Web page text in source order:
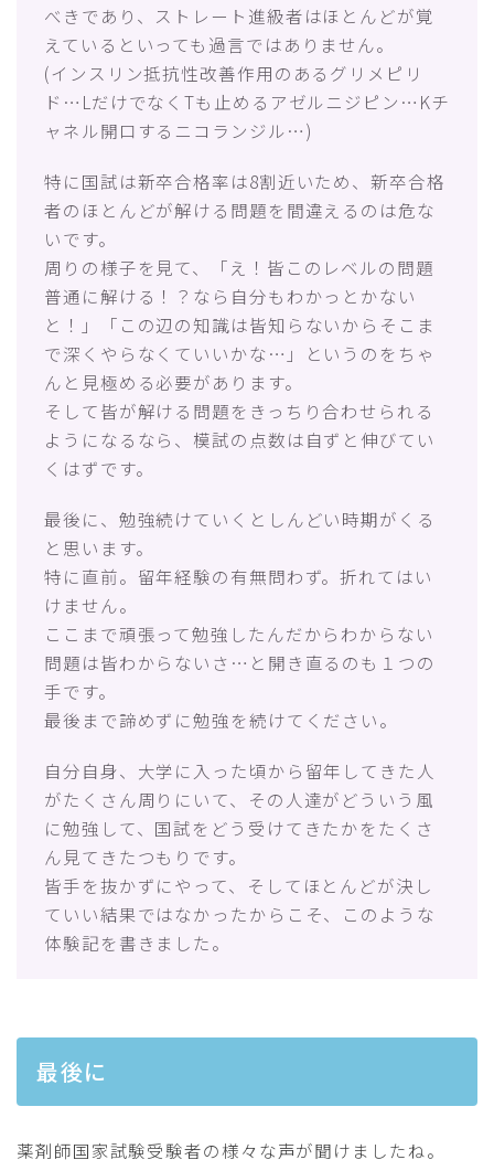
べきであり、ストレート進級者はほとんどが覚
えているといっても過言ではありません。
(インスリン抵抗性改善作用のあるグリメピリ
ド…LだけでなくTも止めるアゼルニジピン…Kチ
ャネル開口するニコランジル…)
特に国試は新卒合格率は8割近いため、新卒合格
者のほとんどが解ける問題を間違えるのは危な
いです。
周りの様子を見て、「え！皆このレベルの問題
普通に解ける！？なら︎自分もわかっとかない
と！」「この辺の知識は皆知らないからそこま
で深くやらなくていいかな…」というのをちゃ
んと見極める必要があります。
そして皆が解ける問題をきっちり合わせられる
ようになるなら、模試の点数は自ずと伸びてい
くはずです。
最後に、勉強続けていくとしんどい時期がくる
と思います。
特に直前。留年経験の有無問わず。折れてはい
けません。
ここまで頑張って勉強したんだからわからない
問題は皆わからないさ…と開き直るのも１つの
手です。
最後まで諦めずに勉強を続けてください。
自分自身、大学に入った頃から留年してきた人
がたくさん周りにいて、その人達がどういう風
に勉強して、国試をどう受けてきたかをたくさ
ん見てきたつもりです。
皆手を抜かずにやって、そしてほとんどが決し
ていい結果ではなかったからこそ、このような
体験記を書きました。
最後に
薬剤師国家試験受験者の様々な声が聞けましたね。